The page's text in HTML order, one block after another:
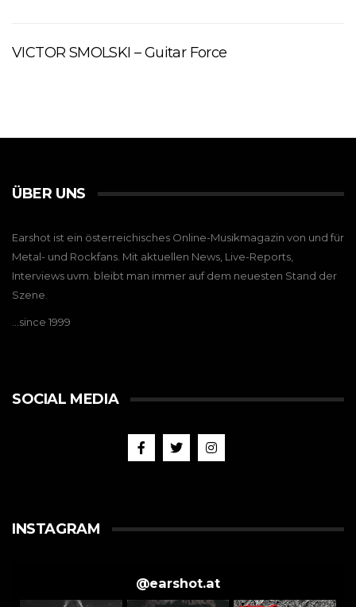
VICTOR SMOLSKI – Guitar Force
ÜBER UNS
Earshot ist ein österreichisches Online-Musikmagazin von und für
Metal- und Rockfans. Mit aktuellen News, Live-Reports,
Interviews uvm. bleibt man immer auf dem neuesten Stand der
Szene.
…since 1999
SOCIAL MEDIA
INSTAGRAM
@earshot.at